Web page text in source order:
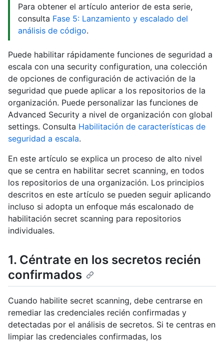
Para obtener el artículo anterior de esta serie,
consulta Fase 5: Lanzamiento y escalado del
análisis de código.
Puede habilitar rápidamente funciones de seguridad a
escala con una security configuration, una colección
de opciones de configuración de activación de la
seguridad que puede aplicar a los repositorios de la
organización. Puede personalizar las funciones de
Advanced Security a nivel de organización con global
settings. Consulta Habilitación de características de
seguridad a escala.
En este artículo se explica un proceso de alto nivel
que se centra en habilitar secret scanning, en todos
los repositorios de una organización. Los principios
descritos en este artículo se pueden seguir aplicando
incluso si adopta un enfoque más escalonado de
habilitación secret scanning para repositorios
individuales.
1. Céntrate en los secretos recién
confirmados
Cuando habilite secret scanning, debe centrarse en
remediar las credenciales recién confirmadas y
detectadas por el análisis de secretos. Si te centras en
limpiar las credenciales confirmadas, los